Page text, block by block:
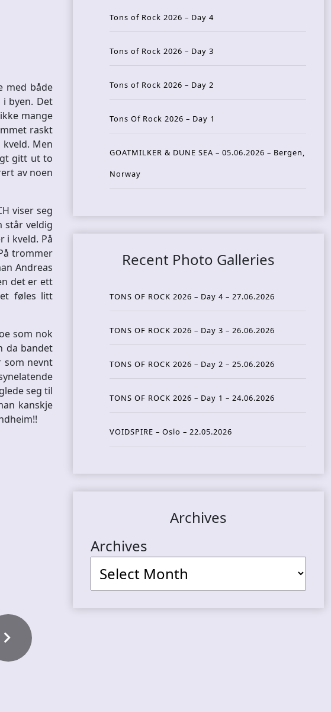
med både
byen. Det
mange
raskt
Men
gitt ut to
av noen
viser seg
står veldig
i kveld. På
trommer
Andreas
det er ett
føles litt
som nok
da bandet
som nevnt
seg til
kanskje
Tons of Rock 2026 – Day 4
Tons of Rock 2026 – Day 3
Tons of Rock 2026 – Day 2
Tons Of Rock 2026 – Day 1
GOATMILKER & DUNE SEA – 05.06.2026 – Bergen,
Norway
Recent Photo Galleries
TONS OF ROCK 2026 – Day 4 – 27.06.2026
TONS OF ROCK 2026 – Day 3 – 26.06.2026
TONS OF ROCK 2026 – Day 2 – 25.06.2026
TONS OF ROCK 2026 – Day 1 – 24.06.2026
VOIDSPIRE – Oslo – 22.05.2026
Archives
Archives